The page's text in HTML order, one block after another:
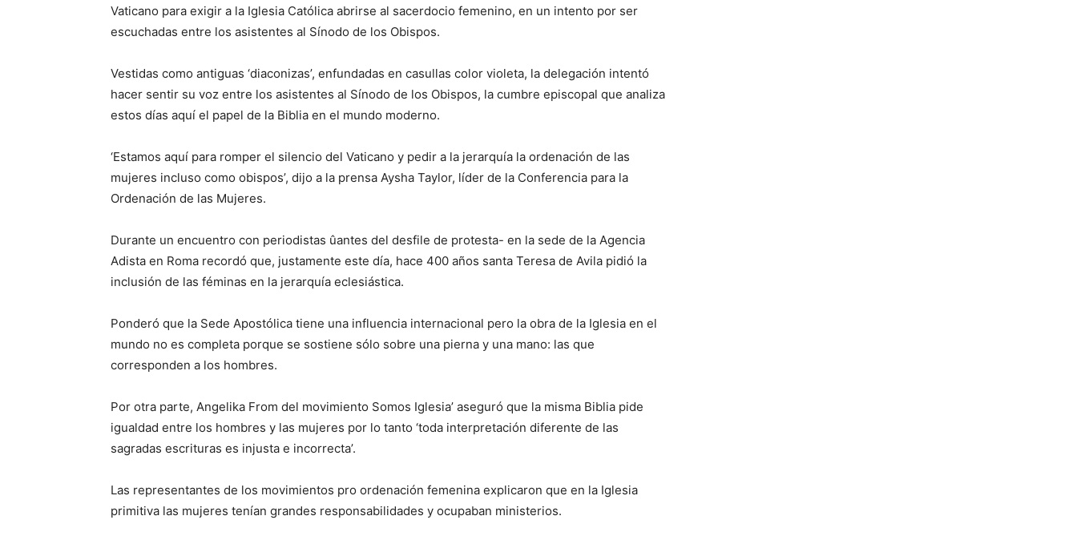
Vaticano para exigir a la Iglesia Católica abrirse al sacerdocio femenino, en un intento por ser
escuchadas entre los asistentes al Sínodo de los Obispos.
Vestidas como antiguas ‘diaconizas’, enfundadas en casullas color violeta, la delegación intentó
hacer sentir su voz entre los asistentes al Sínodo de los Obispos, la cumbre episcopal que analiza
estos días aquí el papel de la Biblia en el mundo moderno.
‘Estamos aquí para romper el silencio del Vaticano y pedir a la jerarquía la ordenación de las
mujeres incluso como obispos’, dijo a la prensa Aysha Taylor, líder de la Conferencia para la
Ordenación de las Mujeres.
Durante un encuentro con periodistas ûantes del desfile de protesta- en la sede de la Agencia
Adista en Roma recordó que, justamente este día, hace 400 años santa Teresa de Avila pidió la
inclusión de las féminas en la jerarquía eclesiástica.
Ponderó que la Sede Apostólica tiene una influencia internacional pero la obra de la Iglesia en el
mundo no es completa porque se sostiene sólo sobre una pierna y una mano: las que
corresponden a los hombres.
Por otra parte, Angelika From del movimiento Somos Iglesia’ aseguró que la misma Biblia pide
igualdad entre los hombres y las mujeres por lo tanto ‘toda interpretación diferente de las
sagradas escrituras es injusta e incorrecta’.
Las representantes de los movimientos pro ordenación femenina explicaron que en la Iglesia
primitiva las mujeres tenían grandes responsabilidades y ocupaban ministerios.